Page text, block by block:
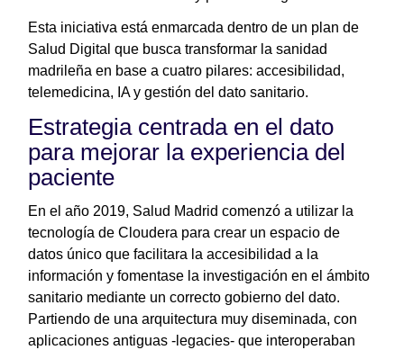
Esta iniciativa está enmarcada dentro de un plan de
Salud Digital que busca transformar la sanidad
madrileña en base a cuatro pilares: accesibilidad,
telemedicina, IA y gestión del dato sanitario.
Estrategia centrada en el dato
para mejorar la experiencia del
paciente
En el año 2019, Salud Madrid comenzó a utilizar la
tecnología de Cloudera para crear un espacio de
datos único que facilitara la accesibilidad a la
información y fomentase la investigación en el ámbito
sanitario mediante un correcto gobierno del dato.
Partiendo de una arquitectura muy diseminada, con
aplicaciones antiguas -legacies- que interoperaban